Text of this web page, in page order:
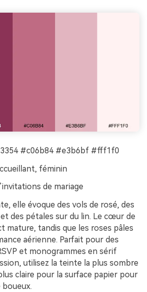
#c06b84 #e3b6bf #fff1f0
féminin
de mariage
elle évoque des vols de rosé, des
des pétales sur du lin. Le cœur de
mature, tandis que les roses pâles
aérienne. Parfait pour des
et monogrammes en sérif
utilisez la teinte la plus sombre
claire pour la surface papier pour